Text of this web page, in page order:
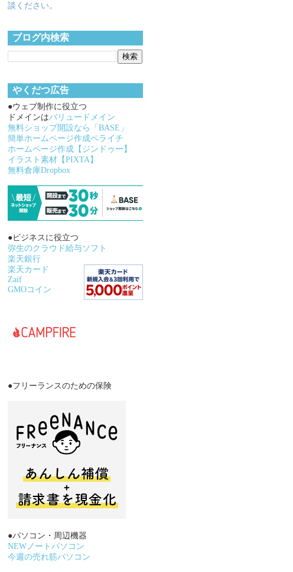
談ください。
ブログ内検索
やくだつ広告
●ウェブ制作に役立つ
ドメインはバリュードメイン
無料ショップ開設なら「BASE」
簡単ホームページ作成ペライチ
ホームページ作成【ジンドゥー】
イラスト素材【PIXTA】
無料倉庫Dropbox
●ビジネスに役立つ
弥生のクラウド給与ソフト
楽天銀行
楽天カード
Zaif
GMOコイン
●フリーランスのための保険
●パソコン・周辺機器
NEWノートパソコン
今週の売れ筋パソコン